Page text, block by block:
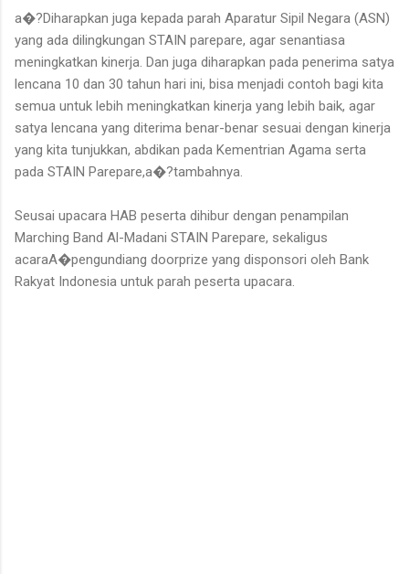
a�?Diharapkan juga kepada parah Aparatur Sipil Negara (ASN)
yang ada dilingkungan STAIN parepare, agar senantiasa
meningkatkan kinerja. Dan juga diharapkan pada penerima satya
lencana 10 dan 30 tahun hari ini, bisa menjadi contoh bagi kita
semua untuk lebih meningkatkan kinerja yang lebih baik, agar
satya lencana yang diterima benar-benar sesuai dengan kinerja
yang kita tunjukkan, abdikan pada Kementrian Agama serta
pada STAIN Parepare,a�?tambahnya.
Seusai upacara HAB peserta dihibur dengan penampilan
Marching Band Al-Madani STAIN Parepare, sekaligus
acaraA�pengundiang doorprize yang disponsori oleh Bank
Rakyat Indonesia untuk parah peserta upacara.